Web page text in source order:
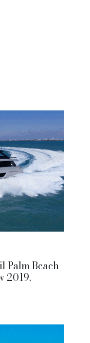
Palm Beach
2019.